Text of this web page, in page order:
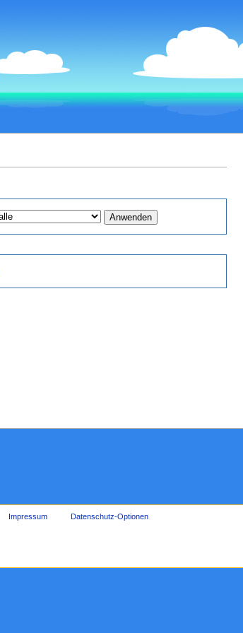
Impressum Datenschutz-Optionen